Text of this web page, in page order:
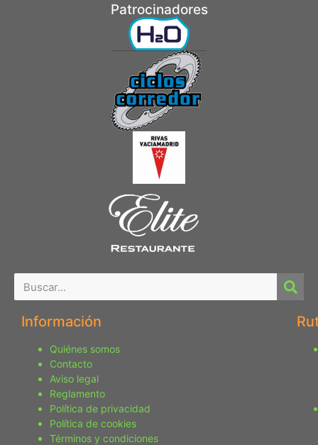
Patrocinadores
Información
Quiénes somos
Contacto
Aviso legal
Reglamento
Política de privacidad
Política de cookies
Términos y condiciones